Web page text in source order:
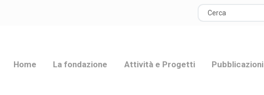
Home La fondazione Attività e Progetti Pubblicazioni
ATTIVITÀ E